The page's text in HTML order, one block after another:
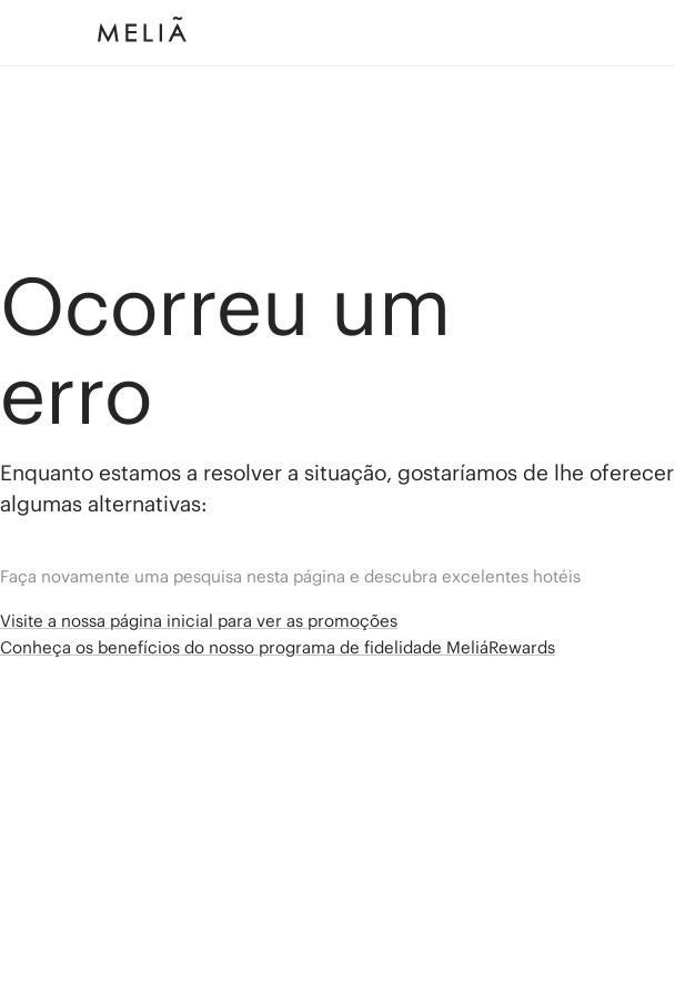
Ocorreu um
erro
Enquanto estamos a resolver a situação, gostaríamos de lhe oferecer
algumas alternativas:
Faça novamente uma pesquisa nesta página e descubra excelentes hotéis
Visite a nossa página inicial para ver as promoções
Conheça os benefícios do nosso programa de fidelidade MeliáRewards